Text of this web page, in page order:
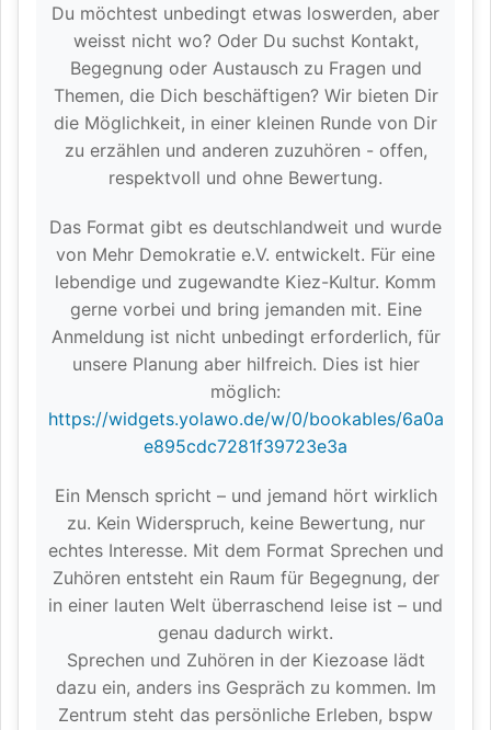
Du möchtest unbedingt etwas loswerden, aber
weisst nicht wo? Oder Du suchst Kontakt,
Begegnung oder Austausch zu Fragen und
Themen, die Dich beschäftigen? Wir bieten Dir
die Möglichkeit, in einer kleinen Runde von Dir
zu erzählen und anderen zuzuhören - offen,
respektvoll und ohne Bewertung.
Das Format gibt es deutschlandweit und wurde
von Mehr Demokratie e.V. entwickelt. Für eine
lebendige und zugewandte Kiez-Kultur. Komm
gerne vorbei und bring jemanden mit. Eine
Anmeldung ist nicht unbedingt erforderlich, für
unsere Planung aber hilfreich. Dies ist hier
möglich:
https://widgets.yolawo.de/w/0/bookables/6a0a
e895cdc7281f39723e3a
Ein Mensch spricht – und jemand hört wirklich
zu. Kein Widerspruch, keine Bewertung, nur
echtes Interesse. Mit dem Format Sprechen und
Zuhören entsteht ein Raum für Begegnung, der
in einer lauten Welt überraschend leise ist – und
genau dadurch wirkt.
Sprechen und Zuhören in der Kiezoase lädt
dazu ein, anders ins Gespräch zu kommen. Im
Zentrum steht das persönliche Erleben, bspw